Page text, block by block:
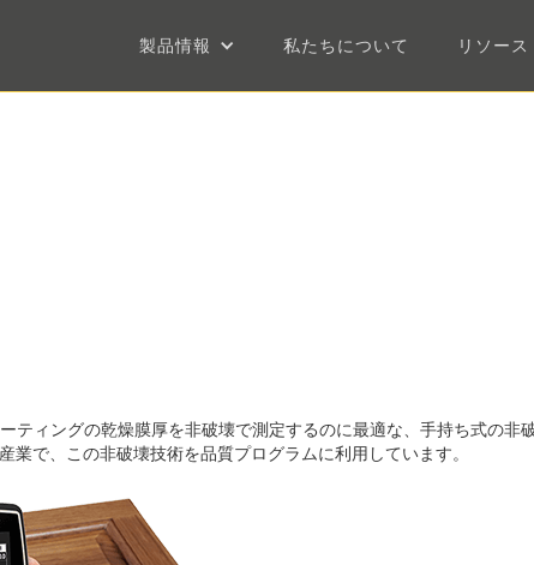
製品情報 私たちについて リソース
ティングの乾燥膜厚を非破壊で測定するのに最適な、手持ち式の非
で、この非破壊技術を品質プログラムに利用しています。